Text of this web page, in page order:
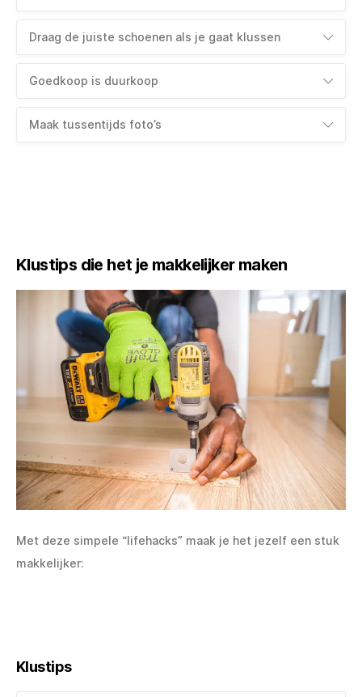
Draag de juiste schoenen als je gaat klussen
Goedkoop is duurkoop
Maak tussentijds foto’s
Klustips die het je makkelijker maken
Met deze simpele “lifehacks” maak je het jezelf een stuk
makkelijker:
Klustips